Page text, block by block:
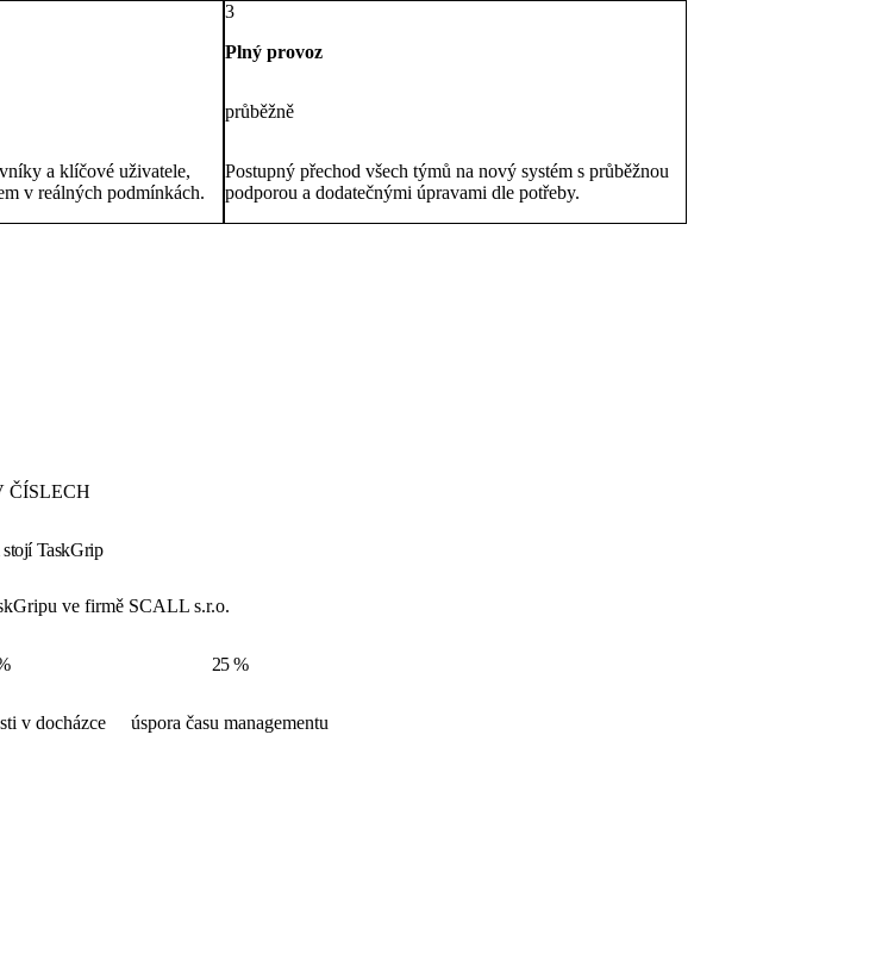
a klíčové uživatele,
v reálných podmínkách.
3
Plný provoz
průběžně
Postupný přechod všech týmů na nový systém s průběžnou
podporou a dodatečnými úpravami dle potřeby.
ČÍSLECH
TaskGrip
ve firmě SCALL s.r.o.
v docházce
25 %
úspora času managementu